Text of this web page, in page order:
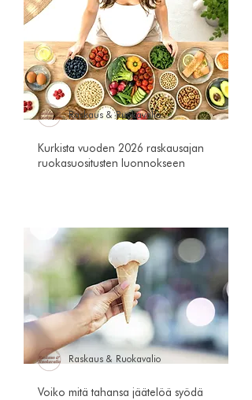
Raskaus & Ruokavalio
Kurkista vuoden 2026 raskausajan
ruokasuositusten luonnokseen
Raskaus & Ruokavalio
Voiko mitä tahansa jäätelöä syödä